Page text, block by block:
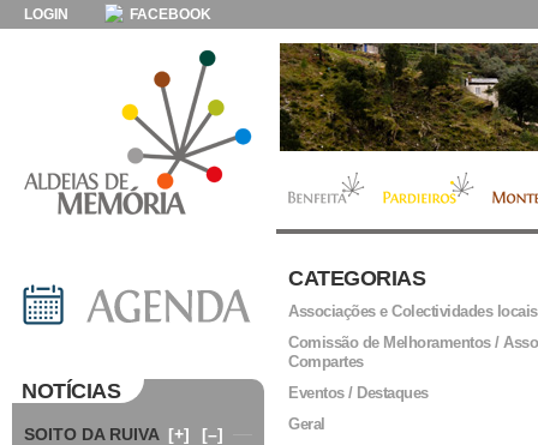
LOGIN FACEBOOK
CATEGORIAS
Associações e Colectividades locais
Comissão de Melhoramentos /
Compartes
Eventos / Destaques
Geral
NOTÍCIAS
SOITO DA RUIVA [+] [–]